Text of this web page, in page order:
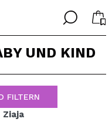
╳
╳
UND KIND
FILTERN
Ziaja